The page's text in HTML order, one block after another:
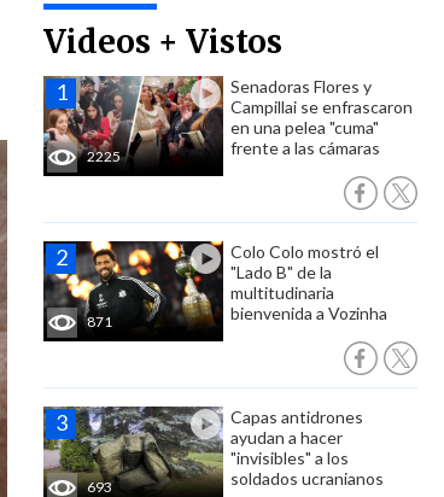
Videos + Vistos
2225
Senadoras Flores y
Campillai se enfrascaron
en una pelea "cuma"
frente a las cámaras
871
Colo Colo mostró el
"Lado B" de la
multitudinaria
bienvenida a Vozinha
693
Capas antidrones
ayudan a hacer
"invisibles" a los
soldados ucranianos